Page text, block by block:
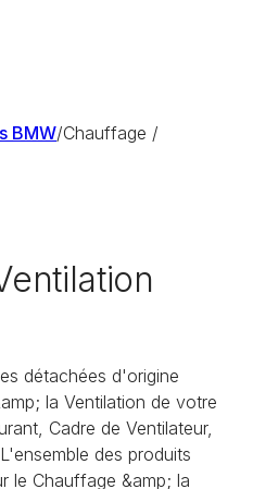
BMW/Chauffage /
détachées d'origine
la Ventilation de votre
Cadre de Ventilateur,
des produits
le Chauffage &amp; la